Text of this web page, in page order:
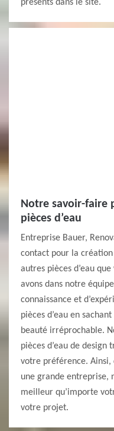
présents dans le site.
Notre savoir-faire
pièces d’eau
Entreprise Bauer,
contact pour la
autres pièces d’eau
avons dans notre
connaissance et
pièces d’eau en
beauté irréprochable.
pièces d’eau de
votre préférence. Ainsi,
une grande entreprise,
meilleur qu’importe
votre projet.